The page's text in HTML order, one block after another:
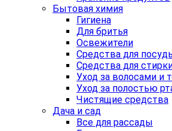
Бытовая химия
Гигиена
Для бритья
Освежители
Средства для
Средства для
Уход за волосами и
Уход за полостью
Чистящие средства
Дача и сад
Все для рассады